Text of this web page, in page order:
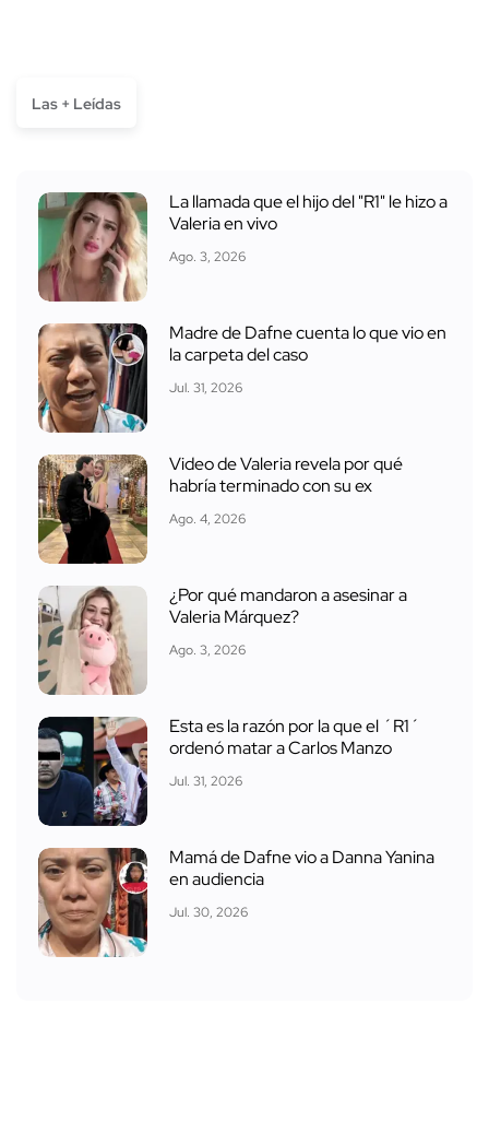
Las + Leídas
La llamada que el hijo del "R1" le hizo a
Valeria en vivo
Ago. 3, 2026
Madre de Dafne cuenta lo que vio en
la carpeta del caso
Jul. 31, 2026
Video de Valeria revela por qué
habría terminado con su ex
Ago. 4, 2026
¿Por qué mandaron a asesinar a
Valeria Márquez?
Ago. 3, 2026
Esta es la razón por la que el ´R1´
ordenó matar a Carlos Manzo
Jul. 31, 2026
Mamá de Dafne vio a Danna Yanina
en audiencia
Jul. 30, 2026